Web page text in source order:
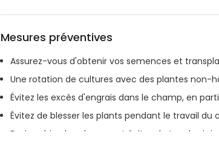
Mesures préventives
Assurez-vous d'obtenir vos semences et
Une rotation de cultures avec des plantes non-
Évitez les excès d'engrais dans le champ, en
Évitez de blesser les plants pendant le travail du
Drainez bien les champs et évitez de trop les
Débarrassez-vous des vieux débris végétaux